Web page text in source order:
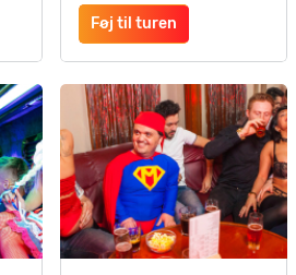
Føj til turen